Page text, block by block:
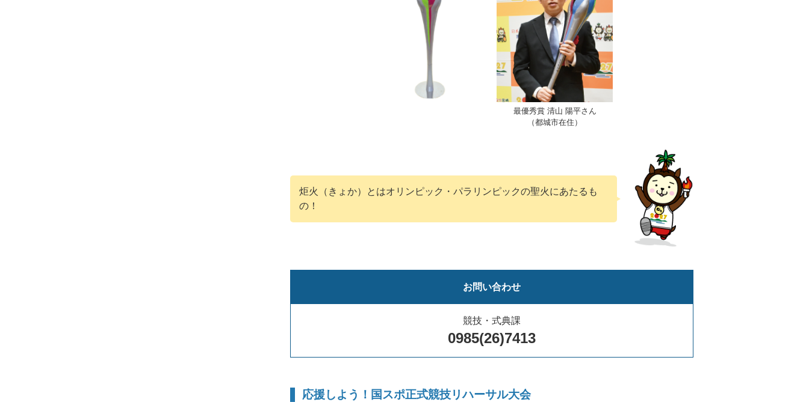
最優秀賞 清山 陽平さん
（都城市在住）
炬火（きょか）とはオリンピック・パラリンピックの聖火にあたるも
の！
お問い合わせ
競技・式典課
0985(26)7413
応援しよう！ 国スポ正式競技リハーサル大会